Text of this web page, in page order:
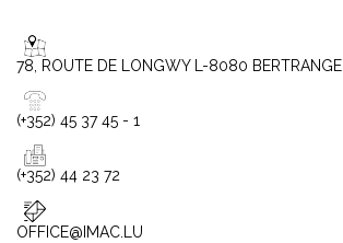
78, ROUTE DE LONGWY L-8080 BERTRANGE
(+352) 45 37 45 - 1
(+352) 44 23 72
OFFICE@IMAC.LU